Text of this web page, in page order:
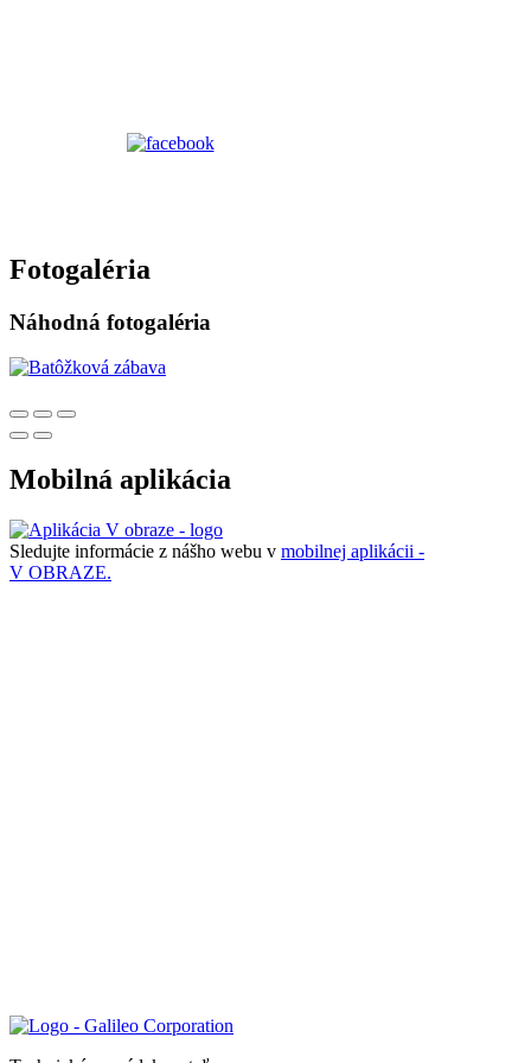
Fotogaléria
Náhodná fotogaléria
Mobilná aplikácia
Sledujte informácie z nášho webu v mobilnej aplikácii -
V OBRAZE.